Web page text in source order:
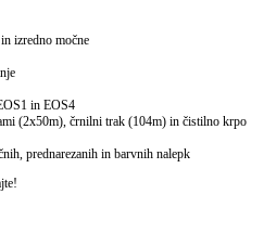
izredno močne
in EOS4
(2x50m), črnilni trak (104m) in čistilno krpo
prednarezanih in barvnih nalepk